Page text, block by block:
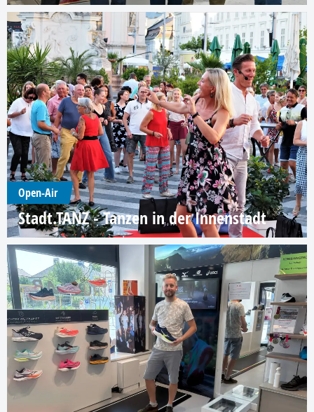
Open-Air
Stadt.TANZ - Tanzen in der Innenstadt